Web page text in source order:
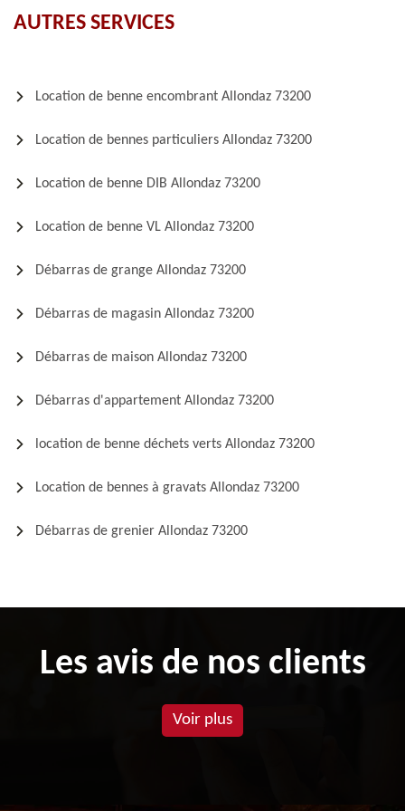
AUTRES SERVICES
Location de benne encombrant Allondaz 73200
Location de bennes particuliers Allondaz 73200
Location de benne DIB Allondaz 73200
Location de benne VL Allondaz 73200
Débarras de grange Allondaz 73200
Débarras de magasin Allondaz 73200
Débarras de maison Allondaz 73200
Débarras d'appartement Allondaz 73200
location de benne déchets verts Allondaz 73200
Location de bennes à gravats Allondaz 73200
Débarras de grenier Allondaz 73200
Les avis de nos clients
Voir plus